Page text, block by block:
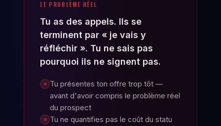
LE PROBLÈME RÉEL
Tu as des appels. Ils se
terminent par « je vais y
réfléchir ». Tu ne sais pas
pourquoi ils ne signent pas.
✕ Tu présentes ton offre trop tôt —
avant d'avoir compris le problème réel
du prospect
✕ Tu ne quantifies pas le coût du statu